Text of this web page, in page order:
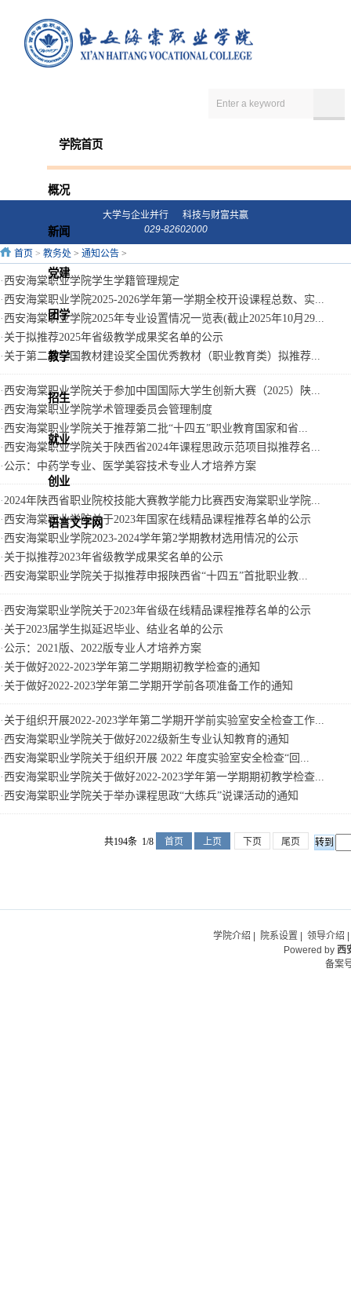
学院首页
概况
新闻
党建
团学
教学
招生
就业
创业
语言文字网
大学与企业并行 科技与财富共赢
029-82602000
首页 > 教务处 > 通知公告 >
· 西安海棠职业学院学生学籍管理规定
· 西安海棠职业学院2025-2026学年第一学期全校开设课程总数、实...
· 西安海棠职业学院2025年专业设置情况一览表(截止2025年10月29...
· 关于拟推荐2025年省级教学成果奖名单的公示
· 关于第二届全国教材建设奖全国优秀教材（职业教育类）拟推荐...
· 西安海棠职业学院关于参加中国国际大学生创新大赛（2025）陕...
· 西安海棠职业学院学术管理委员会管理制度
· 西安海棠职业学院关于推荐第二批“十四五”职业教育国家和省...
· 西安海棠职业学院关于陕西省2024年课程思政示范项目拟推荐名...
· 公示：中药学专业、医学美容技术专业人才培养方案
·2024年陕西省职业院校技能大赛教学能力比赛西安海棠职业学院...
· 西安海棠职业学院关于2023年国家在线精品课程推荐名单的公示
· 西安海棠职业学院2023-2024学年第2学期教材选用情况的公示
· 关于拟推荐2023年省级教学成果奖名单的公示
· 西安海棠职业学院关于拟推荐申报陕西省“十四五”首批职业教...
· 西安海棠职业学院关于2023年省级在线精品课程推荐名单的公示
· 关于2023届学生拟延迟毕业、结业名单的公示
· 公示：2021版、2022版专业人才培养方案
· 关于做好2022-2023学年第二学期期初教学检查的通知
· 关于做好2022-2023学年第二学期开学前各项准备工作的通知
· 关于组织开展2022-2023学年第二学期开学前实验室安全检查工作...
· 西安海棠职业学院关于做好2022级新生专业认知教育的通知
· 西安海棠职业学院关于组织开展 2022 年度实验室安全检查“回...
· 西安海棠职业学院关于做好2022-2023学年第一学期期初教学检查...
· 西安海棠职业学院关于举办课程思政“大练兵”说课活动的通知
共194条 1/8 首页 上页 下页 尾页
学院介绍 院系设置 领导介绍
Powered by 西
备案